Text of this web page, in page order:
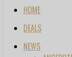
HOME
DEALS
NEWS